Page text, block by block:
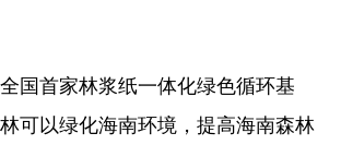
首家林浆纸一体化绿色循环基
可以绿化海南环境，提高海南森林